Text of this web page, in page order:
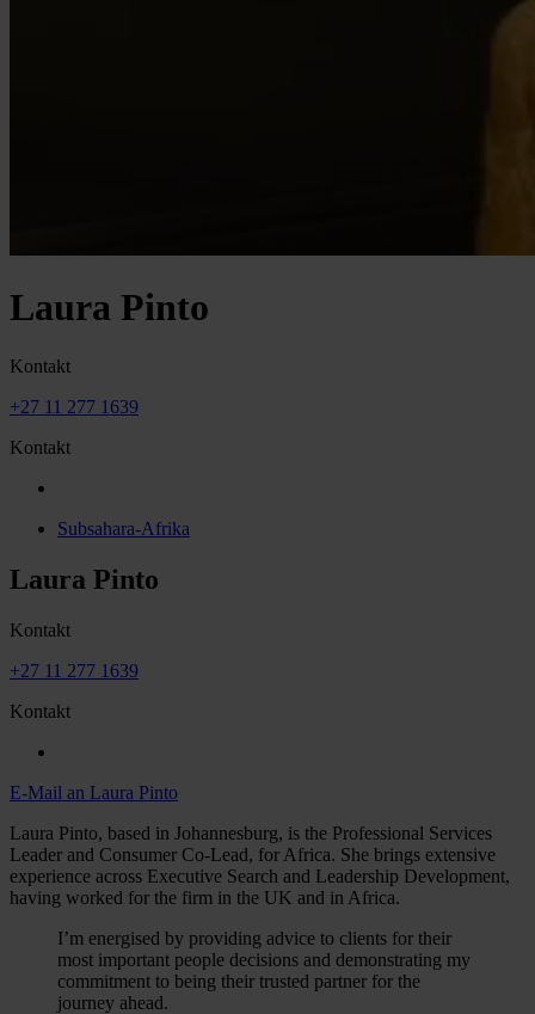
Laura Pinto
Kontakt
+27 11 277 1639
Kontakt
Subsahara-Afrika
Laura Pinto
Kontakt
+27 11 277 1639
Kontakt
E-Mail an Laura Pinto
Laura Pinto, based in Johannesburg, is the Professional Services
Leader and Consumer Co-Lead, for Africa. She brings extensive
experience across Executive Search and Leadership Development,
having worked for the firm in the UK and in Africa.
I’m energised by providing advice to clients for their
most important people decisions and demonstrating my
commitment to being their trusted partner for the
journey ahead.